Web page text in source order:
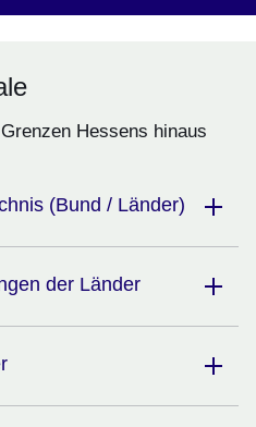
Hessens hinaus
(Bund / Länder)
der Länder